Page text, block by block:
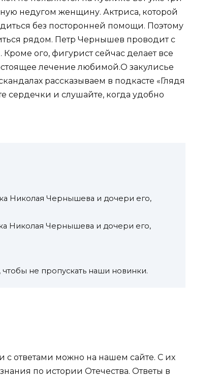
недугом женщину. Актриса, которой
без посторонней помощи. Поэтому
рядом. Петр Чернышев проводит с
ого, фигурист сейчас делает все
лечение любимой.О закулисье
рассказываем в подкасте «Глядя
сердечки и слушайте, когда удобно
Николая Чернышева и дочери его,
Николая Чернышева и дочери его,
не пропускать наши новинки.
с ответами можно на нашем сайте. С их
по истории Отечества. Ответы в